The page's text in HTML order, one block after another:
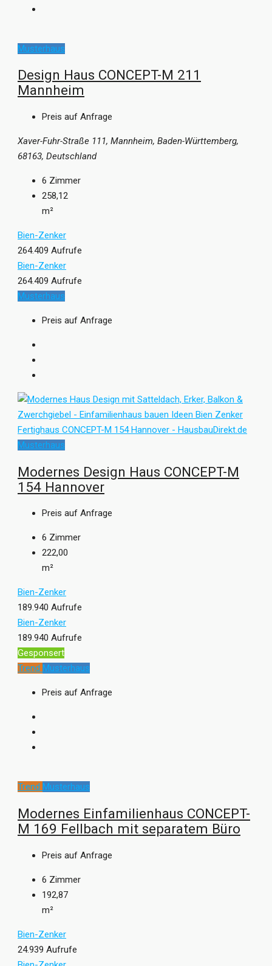
Musterhaus
Design Haus CONCEPT-M 211
Mannheim
Preis auf Anfrage
Xaver-Fuhr-Straße 111, Mannheim, Baden-Württemberg,
68163, Deutschland
6 Zimmer
258,12
m²
Bien-Zenker
264.409 Aufrufe
Bien-Zenker
264.409 Aufrufe
Musterhaus
Preis auf Anfrage
Musterhaus
Modernes Design Haus CONCEPT-M
154 Hannover
Preis auf Anfrage
6 Zimmer
222,00
m²
Bien-Zenker
189.940 Aufrufe
Bien-Zenker
189.940 Aufrufe
Gesponsert
Trend Musterhaus
Preis auf Anfrage
Trend Musterhaus
Modernes Einfamilienhaus CONCEPT-
M 169 Fellbach mit separatem Büro
Preis auf Anfrage
6 Zimmer
192,87
m²
Bien-Zenker
24.939 Aufrufe